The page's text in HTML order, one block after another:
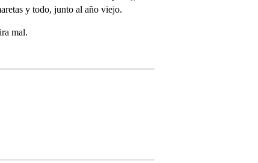
y todo, junto al año viejo.
mal.